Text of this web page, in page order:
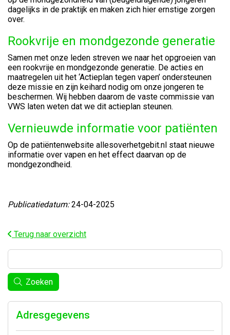
dagelijks in de praktijk en maken zich hier ernstige zorgen
over.
Rookvrije en mondgezonde generatie
Samen met onze leden streven we naar het opgroeien van
een rookvrije en mondgezonde generatie. De acties en
maatregelen uit het ‘Actieplan tegen vapen’ ondersteunen
deze missie en zijn keihard nodig om onze jongeren te
beschermen. Wij hebben daarom de vaste commissie van
VWS laten weten dat we dit actieplan steunen.
Vernieuwde informatie voor patiënten
Op de patiëntenwebsite allesoverhetgebit.nl staat nieuwe
informatie over vapen en het effect daarvan op de
mondgezondheid.
Publicatiedatum:24-04-2025
Terug naar overzicht
Zoeken
Adresgegevens